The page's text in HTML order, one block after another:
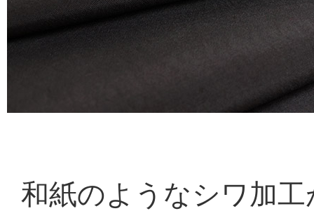
和紙のようなシワ加